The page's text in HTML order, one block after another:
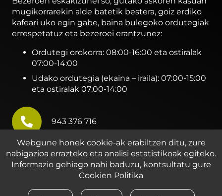
mugikorrarekin alde batetik bestera, goiz erdiko
kafeari uko egin gabe, baina bulegoko ordutegiak
errespetatuz eta bezeroei erantzunez:
Ordutegi orokorra: 08:00-16:00 eta ostiralak
07:00-14:00
Udako ordutegia (ekaina – iraila): 07:00-15:00
eta ostiralak 07:00-14:00
943 376 716
kaixo@iametza.eus
Webgune honek cookie-ak erabiltzen ditu, zure
nabigazioa errazteko eta analisi estatistikoak egiteko.
Informazio gehiago nahi baduzu, kontsultatu gure
Cookien Politika